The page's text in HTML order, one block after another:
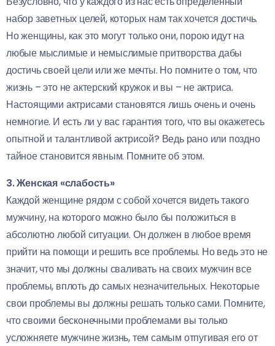
набор заветных целей, которых нам так хочется достичь.
Но женщины, как это могут только они, порою идут на
любые мыслимые и немыслимые притворства дабы
достичь своей цели или же мечты. Но помните о том, что
жизнь – это не актерский кружок и вы – не актриса.
Настоящими актрисами становятся лишь очень и очень
немногие. И есть ли у вас гарантия того, что вы окажетесь
опытной и талантливой актрисой? Ведь рано или поздно
тайное становится явным. Помните об этом.
3. Женская «слабость»
Каждой женщине рядом с собой хочется видеть такого
мужчину, на которого можно было бы положиться в
абсолютно любой ситуации. Он должен в любое время
прийти на помощи и решить все проблемы. Но ведь это не
значит, что мы должны сваливать на своих мужчин все
проблемы, вплоть до самых незначительных. Некоторые
свои проблемы вы должны решать только сами. Помните,
что своими бесконечными проблемами вы только
усложняете мужчине жизнь, тем самым отпугивая его от